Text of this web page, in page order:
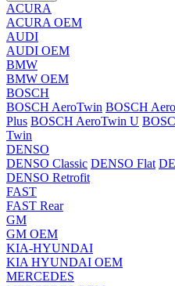
ACURA
ACURA OEM
AUDI
AUDI OEM
BMW
BMW OEM
BOSCH
BOSCH AeroTwin BOSCH
Plus BOSCH AeroTwin U
Twin
DENSO
DENSO Classic DENSO Flat
DENSO Retrofit
FAST
FAST Rear
GM
GM OEM
KIA-HYUNDAI
KIA HYUNDAI OEM
MERCEDES